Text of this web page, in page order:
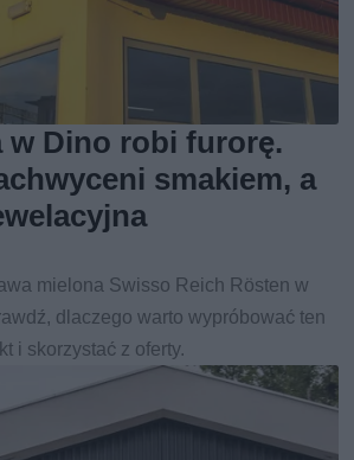
w Dino robi furorę.
smakiem, a
mielona Swisso Reich Rösten w
dlaczego warto wypróbować ten
i skorzystać z oferty.